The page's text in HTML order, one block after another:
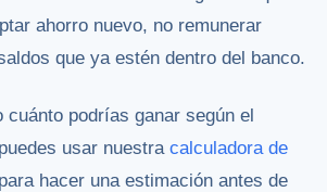
ahorro nuevo, no remunerar
que ya estén dentro del banco.
cuánto podrías ganar según el
usar nuestra calculadora de
para hacer una estimación antes de